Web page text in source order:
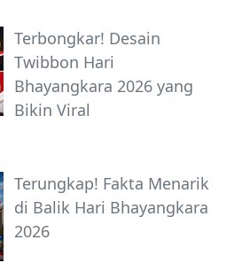
Terbongkar! Desain
Twibbon Hari
Bhayangkara 2026 yang
Bikin Viral
Terungkap! Fakta Menarik
di Balik Hari Bhayangkara
2026